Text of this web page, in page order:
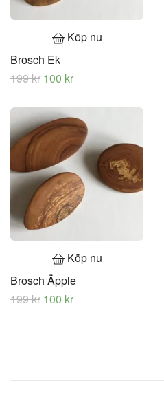
Köp nu
Brosch Ek
199 kr 100 kr
Köp nu
Brosch Äpple
199 kr 100 kr